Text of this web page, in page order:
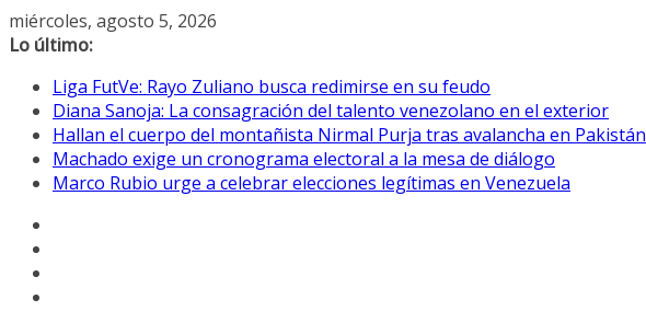
Saltar
al
miércoles, agosto 5, 2026
Lo último:
Liga FutVe: Rayo Zuliano busca redimirse en su feudo
Diana Sanoja: La consagración del talento venezolano en el exterior
Hallan el cuerpo del montañista Nirmal Purja tras avalancha en Pakistán
Machado exige un cronograma electoral a la mesa de diálogo
Marco Rubio urge a celebrar elecciones legítimas en Venezuela